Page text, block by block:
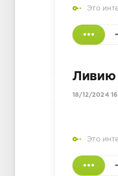
Это
Ливию
18/12/2024
Это